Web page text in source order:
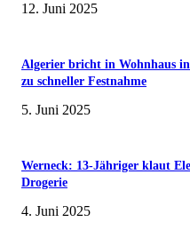
12. Juni 2025
Algerier bricht in Wohnhaus
zu schneller Festnahme
5. Juni 2025
Werneck: 13-Jähriger klaut
Drogerie
4. Juni 2025